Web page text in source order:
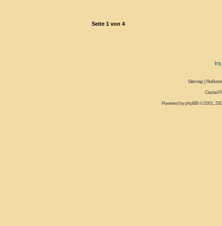
Seite 1 von 4
Sitemap|
Powered byphpBB© 2001,